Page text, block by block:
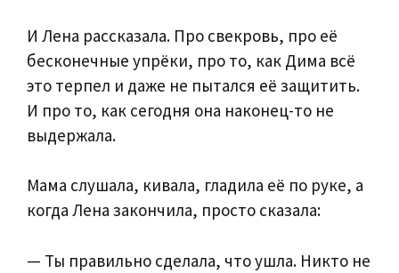
И Лена рассказала. Про свекровь, про её
бесконечные упрёки, про то, как Дима всё
это терпел и даже не пытался её защитить.
И про то, как сегодня она наконец-то не
выдержала.
Мама слушала, кивала, гладила её по руке, а
когда Лена закончила, просто сказала:
— Ты правильно сделала, что ушла. Никто не